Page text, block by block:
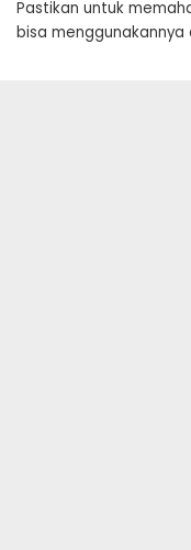
Pastikan untuk
bisa